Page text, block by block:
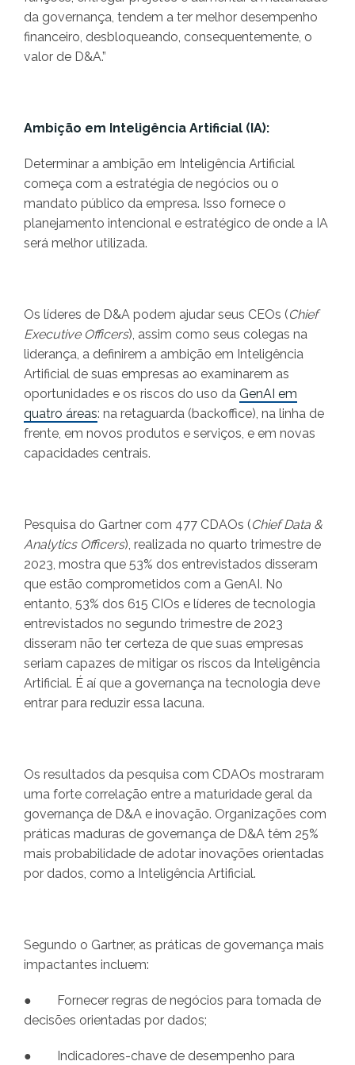
da governança, tendem a ter melhor desempenho
financeiro, desbloqueando, consequentemente, o
valor de D&A.”
Ambição em Inteligência Artificial (IA):
Determinar a ambição em Inteligência Artificial
começa com a estratégia de negócios ou o
mandato público da empresa. Isso fornece o
planejamento intencional e estratégico de onde a IA
será melhor utilizada.
Os líderes de D&A podem ajudar seus CEOs (Chief
Executive Officers), assim como seus colegas na
liderança, a definirem a ambição em Inteligência
Artificial de suas empresas ao examinarem as
oportunidades e os riscos do uso da GenAI em
quatro áreas: na retaguarda (backoffice), na linha de
frente, em novos produtos e serviços, e em novas
capacidades centrais.
Pesquisa do Gartner com 477 CDAOs (Chief Data &
Analytics Officers), realizada no quarto trimestre de
2023, mostra que 53% dos entrevistados disseram
que estão comprometidos com a GenAI. No
entanto, 53% dos 615 CIOs e líderes de tecnologia
entrevistados no segundo trimestre de 2023
disseram não ter certeza de que suas empresas
seriam capazes de mitigar os riscos da Inteligência
Artificial. É aí que a governança na tecnologia deve
entrar para reduzir essa lacuna.
Os resultados da pesquisa com CDAOs mostraram
uma forte correlação entre a maturidade geral da
governança de D&A e inovação. Organizações com
práticas maduras de governança de D&A têm 25%
mais probabilidade de adotar inovações orientadas
por dados, como a Inteligência Artificial.
Segundo o Gartner, as práticas de governança mais
impactantes incluem:
● Fornecer regras de negócios para tomada de
decisões orientadas por dados;
● Indicadores-chave de desempenho para